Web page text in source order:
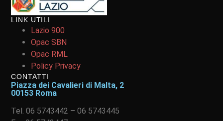
LINK UTILI
Lazio 900
Opac SBN
Opac RML
Policy Privacy
CONTATTI
Piazza dei Cavalieri di Malta, 2
00153 Roma
Tel. 06 5743442 – 06 5743445